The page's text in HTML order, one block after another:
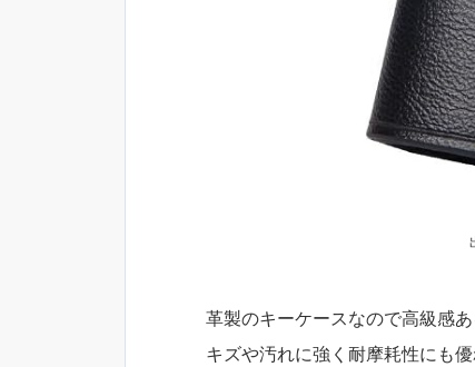
革製のキーケースなので高級感
キズや汚れに強く耐摩耗性にも